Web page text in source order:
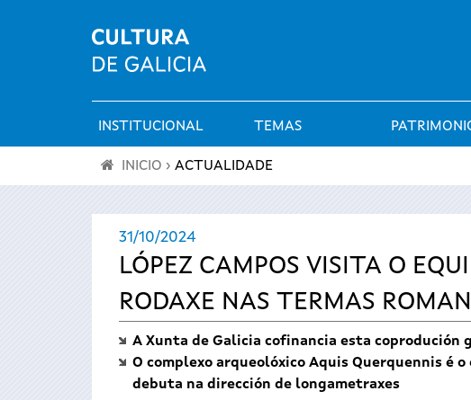
Menú
principal
INSTITUCIONAL TEMAS
está
INICIO › ACTUALIDADE
31/10/2024
LÓPEZ CAMPOS VISITA O
RODAXE NAS TERMAS
A Xunta de Galicia cofinancia esta coprodución
O complexo arqueolóxico Aquis Querquennis é
debuta na dirección de longametraxes